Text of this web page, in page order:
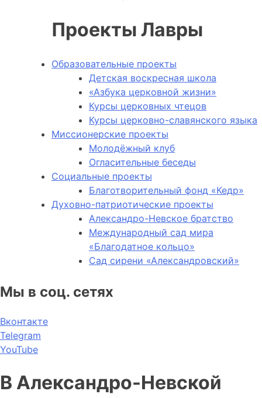
Проекты Лавры
Образовательные проекты
Детская воскресная школа
«Азбука церковной жизни»
Курсы церковных чтецов
Курсы церковно-славянского языка
Миссионерские проекты
Молодёжный клуб
Огласительные беседы
Социальные проекты
Благотворительный фонд «Кедр»
Духовно-патриотические проекты
Александро-Невское братство
Международный сад мира
«Благодатное кольцо»
Сад сирени «Александровский»
Мы в соц. сетях
Вконтакте
Telegram
YouTube
В Александро-Невской